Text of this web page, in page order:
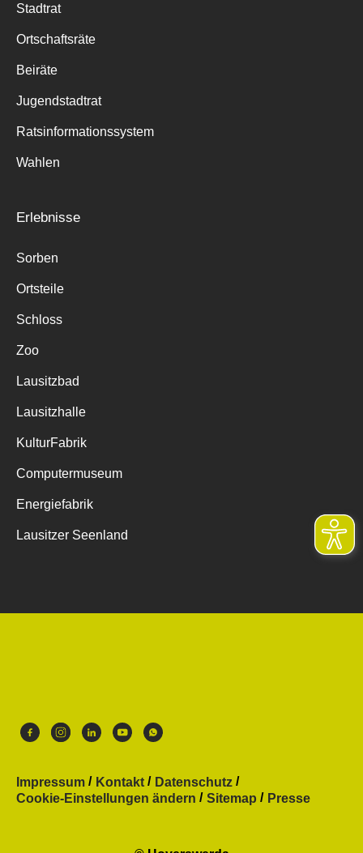
Stadtrat
Ortschaftsräte
Beiräte
Jugendstadtrat
Ratsinformationssystem
Wahlen
Erlebnisse
Sorben
Ortsteile
Schloss
Zoo
Lausitzbad
Lausitzhalle
KulturFabrik
Computermuseum
Energiefabrik
Lausitzer Seenland
Impressum Kontakt
Datenschutz
Cookie-Einstellungen ändern
Sitemap Presse